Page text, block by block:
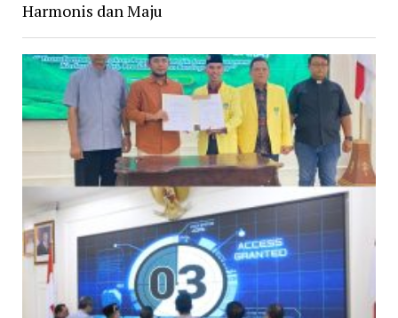
Harmonis dan Maju